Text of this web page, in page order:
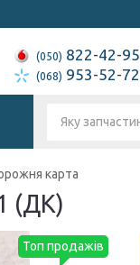
(050) 822-42-95
(068) 953-52-72
карта
(ДК)
Топ продажів